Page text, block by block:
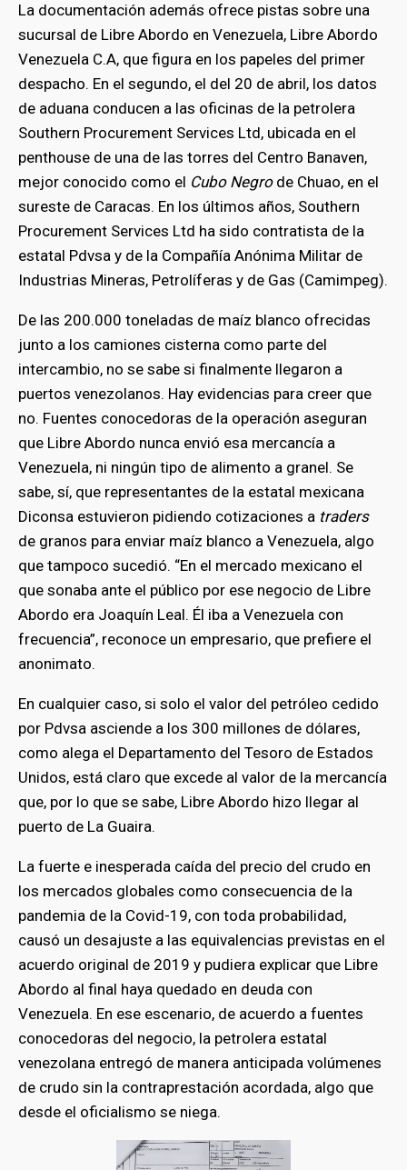
La documentación además ofrece pistas sobre una
sucursal de Libre Abordo en Venezuela, Libre Abordo
Venezuela C.A, que figura en los papeles del primer
despacho. En el segundo, el del 20 de abril, los datos
de aduana conducen a las oficinas de la petrolera
Southern Procurement Services Ltd, ubicada en el
penthouse de una de las torres del Centro Banaven,
mejor conocido como el Cubo Negrode Chuao, en el
sureste de Caracas. En los últimos años, Southern
Procurement Services Ltd ha sido contratista de la
estatal Pdvsa y de la Compañía Anónima Militar de
Industrias Mineras, Petrolíferas y de Gas (Camimpeg).
De las 200.000 toneladas de maíz blanco ofrecidas
junto a los camiones cisterna como parte del
intercambio, no se sabe si finalmente llegaron a
puertos venezolanos. Hay evidencias para creer que
no. Fuentes conocedoras de la operación aseguran
que Libre Abordo nunca envió esa mercancía a
Venezuela, ni ningún tipo de alimento a granel. Se
sabe, sí, que representantes de la estatal mexicana
Diconsa estuvieron pidiendo cotizaciones a traders
de granos para enviar maíz blanco a Venezuela, algo
que tampoco sucedió. “En el mercado mexicano el
que sonaba ante el público por ese negocio de Libre
Abordo era Joaquín Leal. Él iba a Venezuela con
frecuencia”, reconoce un empresario, que prefiere el
anonimato.
En cualquier caso, si solo el valor del petróleo cedido
por Pdvsa asciende a los 300 millones de dólares,
como alega el Departamento del Tesoro de Estados
Unidos, está claro que excede al valor de la mercancía
que, por lo que se sabe, Libre Abordo hizo llegar al
puerto de La Guaira.
La fuerte e inesperada caída del precio del crudo en
los mercados globales como consecuencia de la
pandemia de la Covid-19, con toda probabilidad,
causó un desajuste a las equivalencias previstas en el
acuerdo original de 2019 y pudiera explicar que Libre
Abordo al final haya quedado en deuda con
Venezuela. En ese escenario, de acuerdo a fuentes
conocedoras del negocio, la petrolera estatal
venezolana entregó de manera anticipada volúmenes
de crudo sin la contraprestación acordada, algo que
desde el oficialismo se niega.